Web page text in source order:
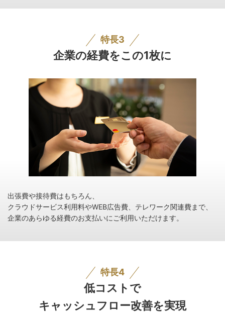
特長3
企業の経費をこの1枚に
出張費や接待費はもちろん、
クラウドサービス利用料やWEB広告費、テレワーク関連費まで、
企業のあらゆる経費のお支払いにご利用いただけます。
特長4
低コストで
キャッシュフロー改善を実現